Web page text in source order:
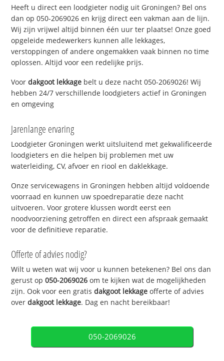
Heeft u direct een loodgieter nodig uit Groningen? Bel ons
dan op 050-2069026 en krijg direct een vakman aan de lijn.
Wij zijn vrijwel altijd binnen één uur ter plaatse! Onze goed
opgeleide medewerkers kunnen alle lekkages,
verstoppingen of andere ongemakken vaak binnen no time
oplossen. Altijd voor een redelijke prijs.
Voordakgoot lekkage belt u deze nacht 050-2069026! Wij
hebben 24/7 verschillende loodgieters actief in Groningen
en omgeving
Jarenlange ervaring
Loodgieter Groningen werkt uitsluitend met gekwalificeerde
loodgieters en die helpen bij problemen met uw
waterleiding, CV, afvoer en riool en daklekkage.
Onze servicewagens in Groningen hebben altijd voldoende
voorraad en kunnen uw spoedreparatie deze nacht
uitvoeren. Voor grotere klussen wordt eerst een
noodvoorziening getroffen en direct een afspraak gemaakt
voor de definitieve reparatie.
Offerte of advies nodig?
Wilt u weten wat wij voor u kunnen betekenen? Bel ons dan
gerust op050-2069026 om te kijken wat de mogelijkheden
zijn. Ook voor een gratisdakgoot lekkage offerte of advies
overdakgoot lekkage. Dag en nacht bereikbaar!
050-2069026